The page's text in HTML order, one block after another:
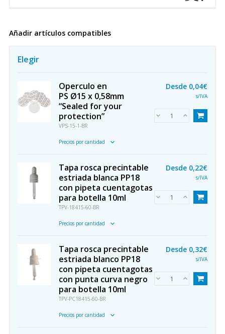
Añadir artículos compatibles
Elegir
Operculo en
PS Ø15 x 0,58mm
“Sealed for your
protection”
VPS-15-1-BR
Precios por cantidad
Desde 0,04€
s/IVA
Tapa rosca precintable
estriada blanca PP18
con pipeta cuentagotas
para botella 10ml
TPV-18415-60-BR
Precios por cantidad
Desde 0,22€
s/IVA
Tapa rosca precintable
estriada blanco PP18
con pipeta cuentagotas
con punta curva negro
para botella 10ml
TPV-PC18415-60-BR
Precios por cantidad
Desde 0,32€
s/IVA